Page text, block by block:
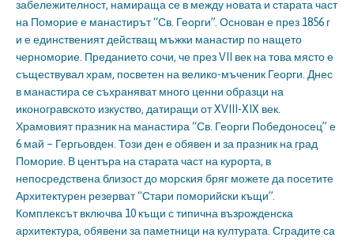
забележителност, намираща се в между новата и старата част
на Поморие е манастирът “Св. Георги”. Основан е през 1856 г
и е единственият действащ мъжки манастир по нащето
черноморие. Преданието сочи, че през VII век на това място е
съществувал храм, посветен на велико-мъченик Георги. Днес
в манастира се съхраняват много ценни образци на
иконогравското изкуство, датиращи от XVIII-XIX век.
Храмовият празник на манастира “Св. Георги Победоносец” е
6 май – Гергьовден. Този ден е обявен и за празник на град
Поморие. В центъра на старата част на курорта, в
непосредствена близост до морския бряг можете да посетите
Архитектурен резерват “Стари поморийски къщи”.
Комплексът включва 10 къщи с типична възрожденска
архитектура, обявени за паметници на културата. Сградите са